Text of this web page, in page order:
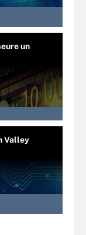
un
Valley